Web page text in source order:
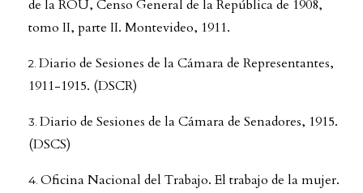
de la ROU, Censo General de la República de 1908,
tomo II, parte II. Montevideo, 1911.
Diario de Sesiones de la Cámara de Representantes,
1911-1915. (DSCR)
Diario de Sesiones de la Cámara de Senadores, 1915.
(DSCS)
Oficina Nacional del Trabajo. El trabajo de la mujer.